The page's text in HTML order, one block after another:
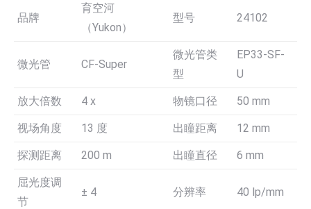
品牌
育空河
（Yukon）
型号 24102
微光管 CF-Super
微光管类
型
EP33-SF-
U
放大倍数 4 x 物镜口径 50 mm
视场角度 13 度 出瞳距离 12 mm
探测距离 200 m 出瞳直径 6 mm
屈光度调
节
± 4 分辨率 40 lp/mm